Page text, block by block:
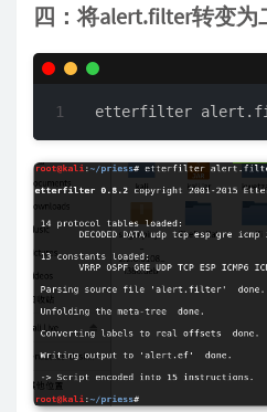
四：将alert.filter转变为
etterfilter